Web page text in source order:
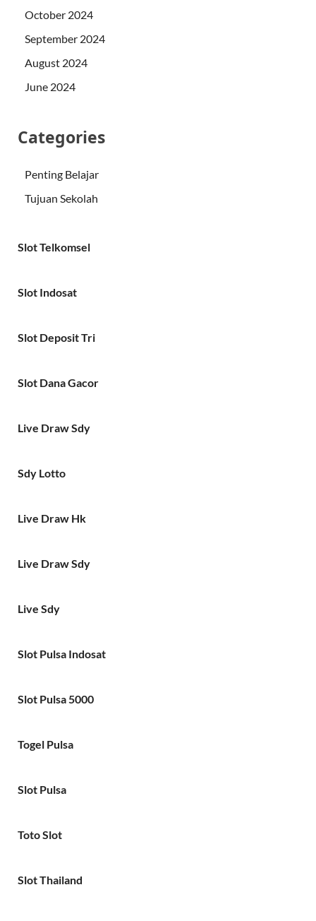
October 2024
September 2024
August 2024
June 2024
Categories
Penting Belajar
Tujuan Sekolah
Slot Telkomsel
Slot Indosat
Slot Deposit Tri
Slot Dana Gacor
Live Draw Sdy
Sdy Lotto
Live Draw Hk
Live Draw Sdy
Live Sdy
Slot Pulsa Indosat
Slot Pulsa 5000
Togel Pulsa
Slot Pulsa
Toto Slot
Slot Thailand